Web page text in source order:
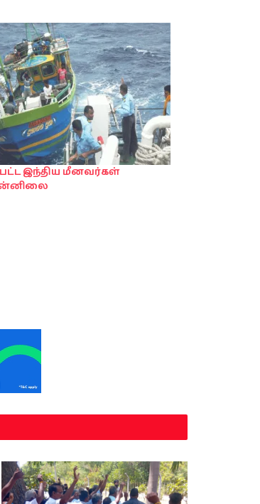
இந்திய மீனவர்கள்